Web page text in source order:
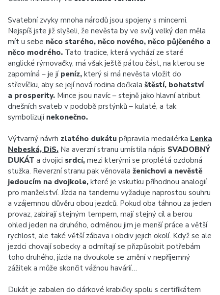
Svatební zvyky mnoha národů jsou spojeny s mincemi.
Nejspíš jste již slyšeli, že nevěsta by ve svůj velký den měla
mít u sebe něco starého, něco nového, něco půjčeného a
něco modrého. Tato tradice, která vychází ze staré
anglické rýmovačky, má však ještě pátou část, na kterou se
zapomíná – je jí peníz, který si má nevěsta vložit do
střevíčku, aby se její nová rodina dočkala štěstí, bohatství
a prosperity. Mince jsou navíc – stejně jako hlavní atribut
dnešních svateb v podobě prstýnků – kulaté, a tak
symbolizují nekonečno.
Výtvarný návrh zlatého dukátu připravila medailérka Lenka
Nebeská, DiS. Na averzní stranu umístila nápis SVADOBNÝ
DUKÁT a dvojici srdcí, mezi kterými se proplétá ozdobná
stužka. Reverzní stranu pak věnovala ženichovi a nevěstě
jedoucím na dvojkole, které je vskutku příhodnou analogií
pro manželství. Jízda na tandemu vyžaduje naprostou souhru
a vzájemnou důvěru obou jezdců. Pokud oba táhnou za jeden
provaz, zabírají stejným tempem, mají stejný cíl a berou
ohled jeden na druhého, odměnou jim je menší práce a větší
rychlost, ale také větší zábava i obdiv jejich okolí. Když se ale
jezdci chovají sobecky a odmítají se přizpůsobit potřebám
toho druhého, jízda na dvoukole se změní v nepříjemný
zážitek a může skončit vážnou havárií…
Dukát je zabalen do dárkové krabičky spolu s certifikátem